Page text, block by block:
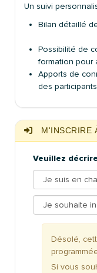
Un suivi
Bilan détaillé
Possibilité de
formation pour
Apports de
des
M'INSCRIRE
Veuillez
Désolé,
Si vous